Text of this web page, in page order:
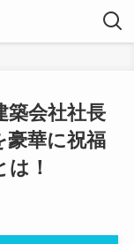
築会社社長
豪華に祝福
！